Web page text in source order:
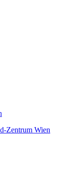
Zentrum Wien